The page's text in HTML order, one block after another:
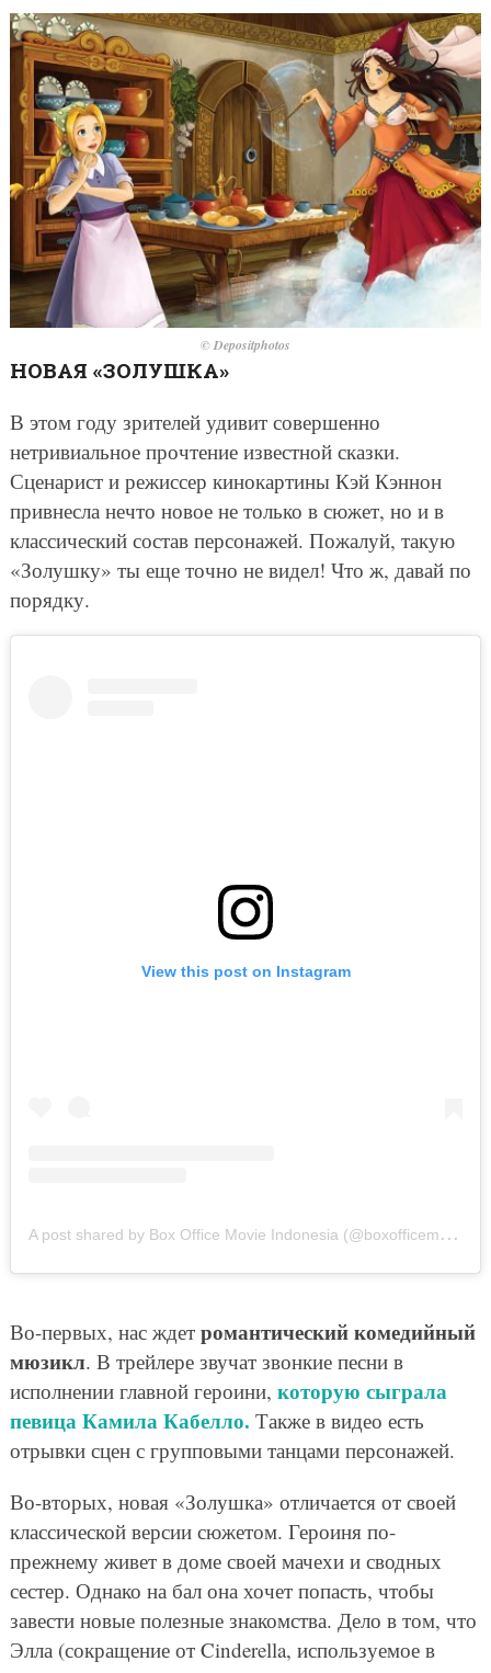
© Depositphotos
НОВАЯ «ЗОЛУШКА»
В этом году зрителей удивит совершенно
нетривиальное прочтение известной сказки.
Сценарист и режиссер кинокартины Кэй Кэннон
привнесла нечто новое не только в сюжет, но и в
классический состав персонажей. Пожалуй, такую
«Золушку» ты еще точно не видел! Что ж, давай по
порядку.
View this post on Instagram
A
post shared by Box Office Movie Indonesia (@boxofficemovie_)
Во-первых, нас ждет романтический комедийный
мюзикл. В трейлере звучат звонкие песни в
исполнении главной героини, которую сыграла
певица Камила Кабелло. Также в видео есть
отрывки сцен с групповыми танцами персонажей.
Во-вторых, новая «Золушка» отличается от своей
классической версии сюжетом. Героиня по-
прежнему живет в доме своей мачехи и сводных
сестер. Однако на бал она хочет попасть, чтобы
завести новые полезные знакомства. Дело в том, что
Элла (сокращение от Cinderella, используемое в